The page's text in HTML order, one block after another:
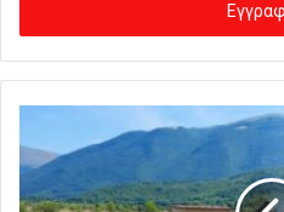
γ
ε
τ
η
ν